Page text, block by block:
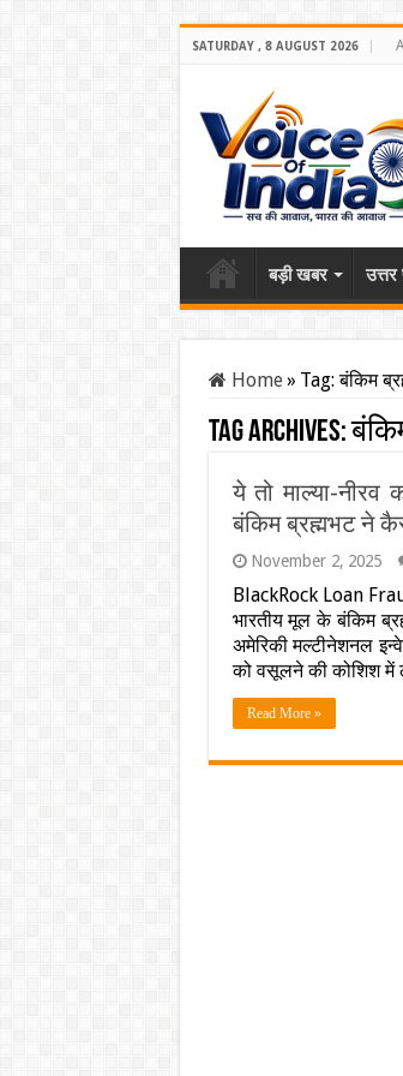
SATURDAY , 8 AUGUST 2026
बड़ी खबर
Home» Tag:बंकिम
Tag Archives:
ये तो माल्या-
बंकिम ब्रह्मभट ने
November 2, 2025
BlackRock Loan
भारतीय मूल के बंकिम
अमेरिकी मल्टीनेशनल
को वसूलने की कोशिश में
Read More »